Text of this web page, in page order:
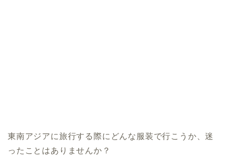
東南アジアに旅行する際にどんな服装で行こうか、迷
ったことはありませんか？